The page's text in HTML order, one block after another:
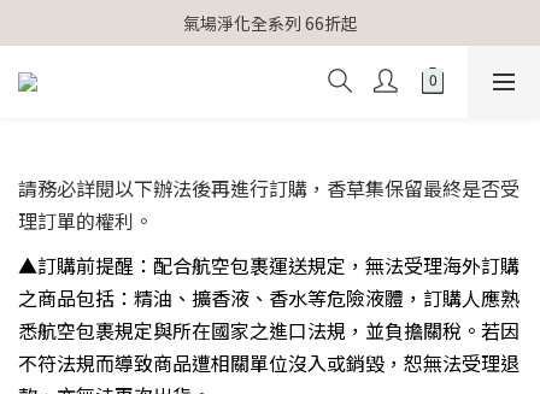
【官網獨家】首次消費 不限金額 即送 香遇熊超人行李吊牌
氣場淨化全系列 66折起
【官網獨家】首次消費 不限金額 即送 香遇熊超人行李吊牌
請務必詳閱以下辦法後再進行訂購，香草集保留最終是否受
理訂單的權利。
▲訂購前提醒：配合航空包裹運送規定， 無法受理海外訂購
之商品包括： 精油、擴香液、香水等危險液體，訂購人應熟
悉航空包裹規定與所在國家之進口法規，並負擔關稅。若因
不符法規而導致商品遭相關單位沒入或銷毀，恕無法受理退